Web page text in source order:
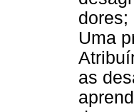
dores;
Uma
as